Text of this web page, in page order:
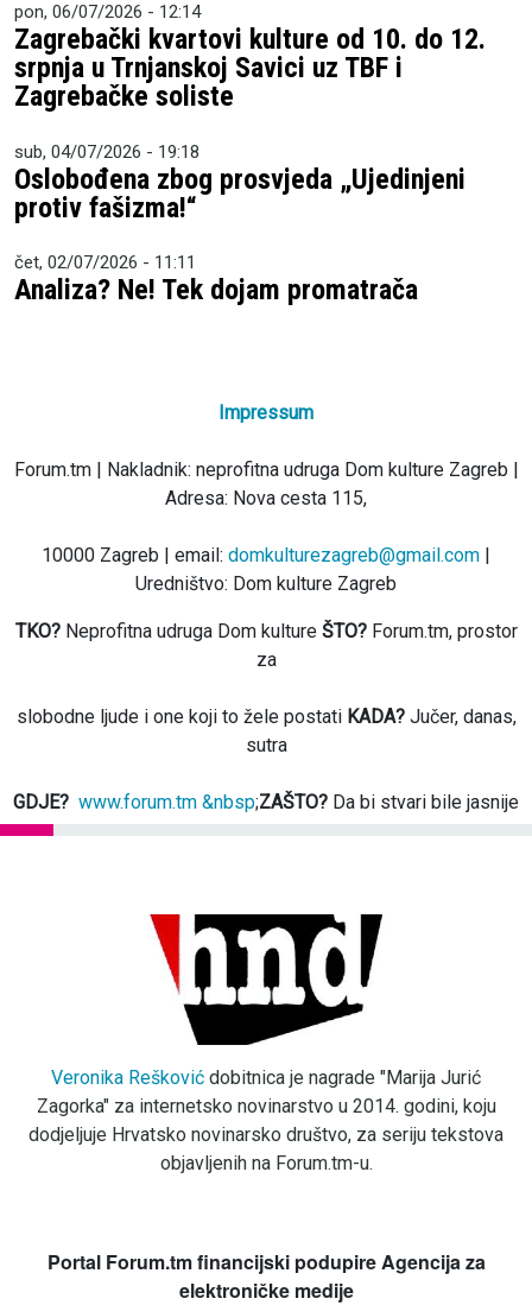
pon, 06/07/2026 - 12:14
Zagrebački kvartovi kulture od 10. do 12.
srpnja u Trnjanskoj Savici uz TBF i
Zagrebačke soliste
sub, 04/07/2026 - 19:18
Oslobođena zbog prosvjeda „Ujedinjeni
protiv fašizma!“
čet, 02/07/2026 - 11:11
Analiza? Ne! Tek dojam promatrača
Impressum
Forum.tm | Nakladnik: neprofitna udruga Dom kulture Zagreb |
Adresa: Nova cesta 115,
10000 Zagreb | email: domkulturezagreb@gmail.com |
Uredništvo: Dom kulture Zagreb
TKO?Neprofitna udruga Dom kulture ŠTO?Forum.tm, prostor
za
slobodne ljude i one koji to žele postati KADA?Jučer, danas,
sutra
GDJE? www.forum.tm &nbsp;ZAŠTO? Da bi stvari bile jasnije
Veronika Rešković dobitnica je nagrade "Marija Jurić
Zagorka" za internetsko novinarstvo u 2014. godini, koju
dodjeljuje Hrvatsko novinarsko društvo, za seriju tekstova
objavljenih na Forum.tm-u.
Portal Forum.tm financijski podupire Agencija za
elektroničke medije